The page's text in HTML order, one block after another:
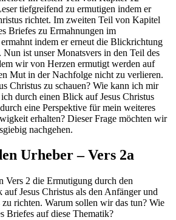
tiefgreifend zu ermutigen indem er
richtet. Im zweiten Teil von Kapitel
Briefes zu Ermahnungen im
indem er erneut die Blickrichtung
Nun ist unser Monatsvers in den Teil des
wir von Herzen ermutigt werden auf
Mut in der Nachfolge nicht zu verlieren.
Christus zu schauen? Wie kann ich mir
durch einen Blick auf Jesus Christus
eine Perspektive für mein weiteres
erhalten? Dieser Frage möchten wir
nachgehen.
Urheber – Vers 2a
Vers 2 die Ermutigung durch den
auf Jesus Christus als den Anfänger und
richten. Warum sollen wir das tun? Wie
Briefes auf diese Thematik?